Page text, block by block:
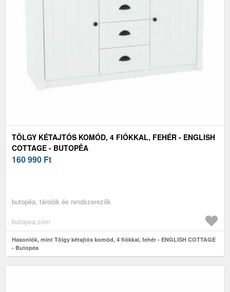
TÖLGY KÉTAJTÓS KOMÓD, 4 FIÓKKAL, FEHÉR - ENGLISH
COTTAGE - BUTOPÊA
160 990 Ft
butopêa, tárolók és rendszerezők
butopea.com
Hasonlók, mint Tölgy kétajtós komód, 4 fiókkal, fehér - ENGLISH COTTAGE
- Butopêa